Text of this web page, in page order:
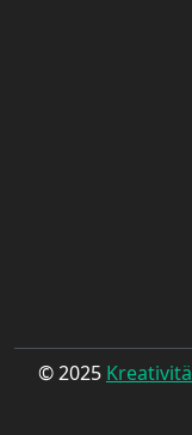
© 2025